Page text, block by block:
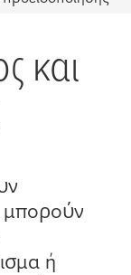
και
μπορούν
μα ή